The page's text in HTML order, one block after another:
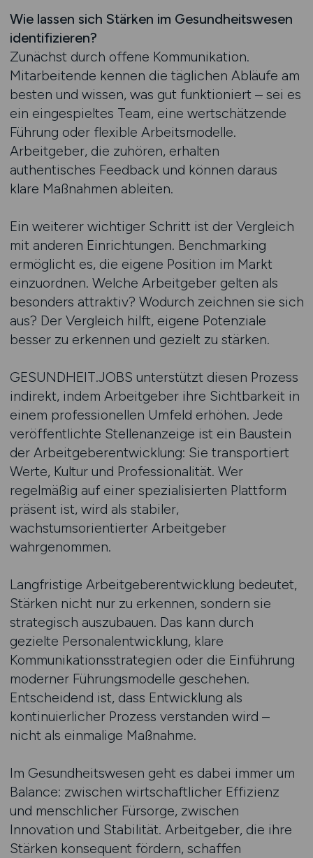
Wie lassen sich Stärken im Gesundheitswesen
identifizieren?
Zunächst durch offene Kommunikation.
Mitarbeitende kennen die täglichen Abläufe am
besten und wissen, was gut funktioniert – sei es
ein eingespieltes Team, eine wertschätzende
Führung oder flexible Arbeitsmodelle.
Arbeitgeber, die zuhören, erhalten
authentisches Feedback und können daraus
klare Maßnahmen ableiten.
Ein weiterer wichtiger Schritt ist der Vergleich
mit anderen Einrichtungen. Benchmarking
ermöglicht es, die eigene Position im Markt
einzuordnen. Welche Arbeitgeber gelten als
besonders attraktiv? Wodurch zeichnen sie sich
aus? Der Vergleich hilft, eigene Potenziale
besser zu erkennen und gezielt zu stärken.
GESUNDHEIT.JOBS unterstützt diesen Prozess
indirekt, indem Arbeitgeber ihre Sichtbarkeit in
einem professionellen Umfeld erhöhen. Jede
veröffentlichte Stellenanzeige ist ein Baustein
der Arbeitgeberentwicklung: Sie transportiert
Werte, Kultur und Professionalität. Wer
regelmäßig auf einer spezialisierten Plattform
präsent ist, wird als stabiler,
wachstumsorientierter Arbeitgeber
wahrgenommen.
Langfristige Arbeitgeberentwicklung bedeutet,
Stärken nicht nur zu erkennen, sondern sie
strategisch auszubauen. Das kann durch
gezielte Personalentwicklung, klare
Kommunikationsstrategien oder die Einführung
moderner Führungsmodelle geschehen.
Entscheidend ist, dass Entwicklung als
kontinuierlicher Prozess verstanden wird –
nicht als einmalige Maßnahme.
Im Gesundheitswesen geht es dabei immer um
Balance: zwischen wirtschaftlicher Effizienz
und menschlicher Fürsorge, zwischen
Innovation und Stabilität. Arbeitgeber, die ihre
Stärken konsequent fördern, schaffen